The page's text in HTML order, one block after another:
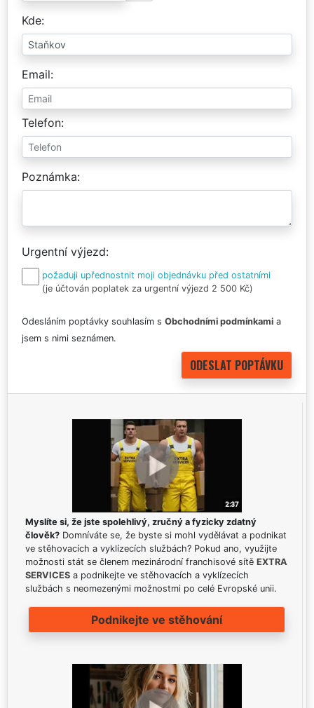
Kde
Email
Telefon
Poznámka
Urgentní výjezd
požaduji upřednostnit moji objednávku před ostatními
(je účtován poplatek za urgentní výjezd 2 500 Kč)
Odesláním poptávky souhlasím s Obchodními podmínkami a
jsem s nimi seznámen.
Myslíte si, že jste spolehlivý, zručný a fyzicky zdatný
člověk? Domníváte se, že byste si mohl vydělávat a podnikat
ve stěhovacích a vyklízecích službách? Pokud ano, využijte
možnosti stát se členem mezinárodní franchisové sítě EXTRA
SERVICES a podnikejte ve stěhovacích a vyklízecích
službách s neomezenými možnostmi po celé Evropské unii.
Podnikejte ve stěhování